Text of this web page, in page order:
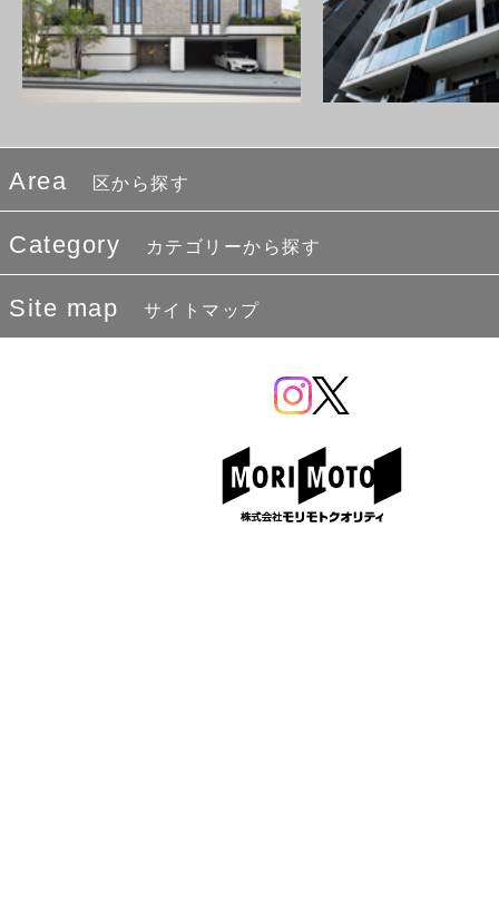
Area 区から探す
Category カテゴリーから探す
Site map サイトマップ